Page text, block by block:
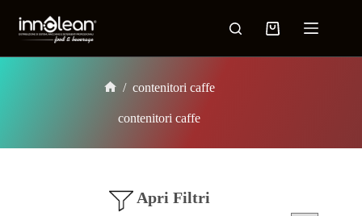
/ contenitori caffe
contenitori caffe
Apri Filtri